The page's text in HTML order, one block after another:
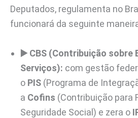
Deputados, regulamenta no
funcionará da seguinte
▶️ CBS (Contribuição sobre
Serviços): com gestão
o PIS (Programa de
a Cofins (Contribuição para
Seguridade Social) e zera o